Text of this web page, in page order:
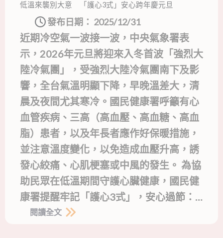
低溫來襲別大意 「護心3式」安心跨年慶元旦
發布日期： 2025/12/31
近期冷空氣一波接一波，中央氣象署表
示，2026年元旦將迎來入冬首波「強烈大
陸冷氣團」，受強烈大陸冷氣團南下及影
響，全台氣溫明顯下降，早晚溫差大，清
晨及夜間尤其寒冷。國民健康署呼籲有心
血管疾病、三高（高血壓、高血糖、高血
脂）患者，以及年長者應作好保暖措施，
並注意溫度變化，以免造成血壓升高，誘
發心絞痛、心肌梗塞或中風的發生。 為協
助民眾在低溫期間守護心臟健康，國民健
康署提醒牢記「護心3式」，安心過節：…
閱讀全文